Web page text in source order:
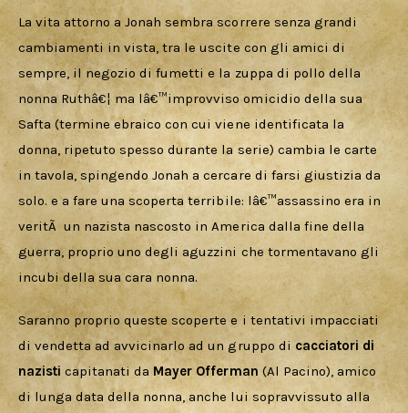
La vita attorno a Jonah sembra scorrere senza grandi
cambiamenti in vista, tra le uscite con gli amici di
sempre, il negozio di fumetti e la zuppa di pollo della
nonna Ruthâ€¦ ma lâ€™improvviso omicidio della sua
Safta (termine ebraico con cui viene identificata la
donna, ripetuto spesso durante la serie) cambia le carte
in tavola, spingendo Jonah a cercare di farsi giustizia da
solo. e a fare una scoperta terribile: lâ€™assassino era in
veritÃ  un nazista nascosto in America dalla fine della
guerra, proprio uno degli aguzzini che tormentavano gli
incubi della sua cara nonna.
Saranno proprio queste scoperte e i tentativi impacciati
di vendetta ad avvicinarlo ad un gruppo di cacciatori di
nazisti capitanati da Mayer Offerman (Al Pacino), amico
di lunga data della nonna, anche lui sopravvissuto alla